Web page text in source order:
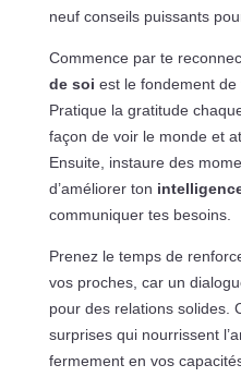
neuf conseils puissants
Commence par te
de soi est le fondement de
Pratique la gratitude
façon de voir le monde et
Ensuite, instaure des
d’améliorer ton
communiquer tes besoins.
Prenez le temps de
vos proches, car un
pour des relations solides.
surprises qui nourrissent
fermement en vos